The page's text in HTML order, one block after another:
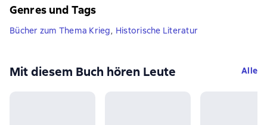
Genres und Tags
Bücher zum Thema Krieg, Historische Literatur
Mit diesem Buch hören Leute Alle